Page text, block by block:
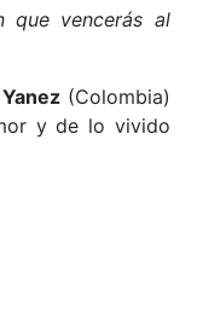
que vencerás al
(Colombia)
y de lo vivido